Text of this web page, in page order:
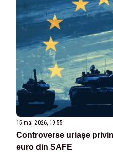
15 mai 2026, 19:55
Controverse uriașe
euro din SAFE